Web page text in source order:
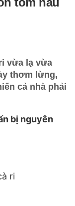
vừa lạ vừa
thơm lừng,
cả nhà phải
bị nguyên
ri